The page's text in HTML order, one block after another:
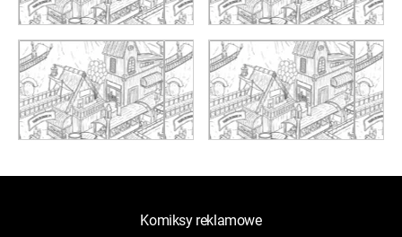
Komiksy reklamowe